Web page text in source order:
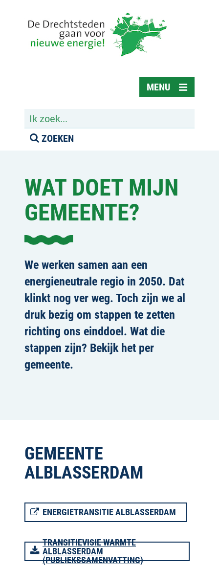
ZOEKEN
WAT DOET MIJN
GEMEENTE?
We werken samen aan een
energieneutrale regio in 2050. Dat
klinkt nog ver weg. Toch zijn we al
druk bezig om stappen te zetten
richting ons einddoel. Wat die
stappen zijn? Bekijk het per
gemeente.
GEMEENTE
ALBLASSERDAM
ENERGIETRANSITIE ALBLASSERDAM
TRANSITIEVISIE WARMTE
ALBLASSERDAM
(PUBLIEKSSAMENVATTING)